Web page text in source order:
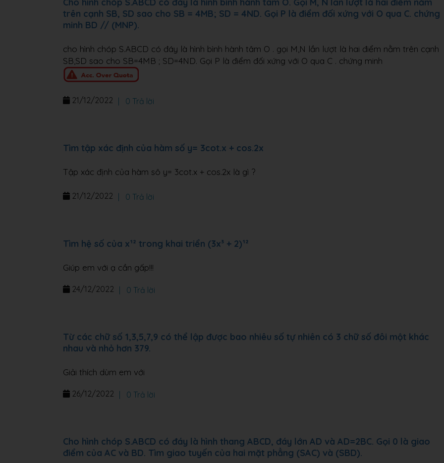
trên cạnh SB, SD sao cho SB = 4MB; SD = 4ND. Gọi P là điểm đối xứng với O qua C. chứng
minh BD // (MNP).
cho hình chóp S.ABCD có đáy là hình bình hành tâm O . gọi M,N lần lượt là hai điểm nằm trên cạnh
SB,SD sao cho SB=4MB ; SD=4ND. Gọi P là điểm đối xứng với O qua C . chứng minh
21/12/2022 | 0 Trả lời
Tìm tập xác định của hàm số y= 3cot.x + cos.2x
Tập xác định của hàm sô y= 3cot.x + cos.2x là gì ?
21/12/2022 | 0 Trả lời
Tìm hệ số của x¹² trong khai triển (3x³ + 2)¹²
Giúp em với ạ cần gấp!!!
24/12/2022 | 0 Trả lời
Từ các chữ số 1,3,5,7,9 có thể lập được bao nhiêu số tự nhiên có 3 chữ số đôi một khác
nhau và nhỏ hơn 379.
Giải thích dùm em với
26/12/2022 | 0 Trả lời
Cho hình chóp S.ABCD có đáy là hình thang ABCD, đáy lớn AD và AD=2BC. Gọi 0 là giao
điểm của AC và BD. Tìm giao tuyến của hai mặt phẳng (SAC) và (SBD).